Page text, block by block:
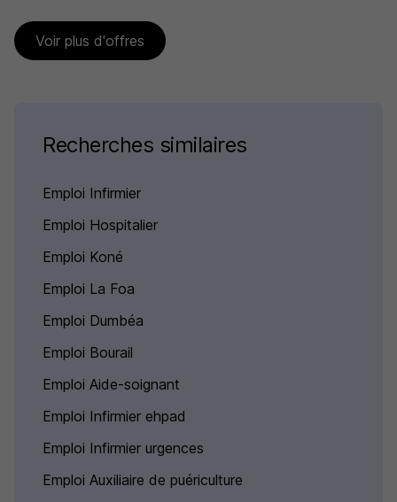
Voir plus d'offres
Recherches similaires
Emploi Infirmier
Emploi Hospitalier
Emploi Koné
Emploi La Foa
Emploi Dumbéa
Emploi Bourail
Emploi Aide-soignant
Emploi Infirmier ehpad
Emploi Infirmier urgences
Emploi Auxiliaire de puériculture